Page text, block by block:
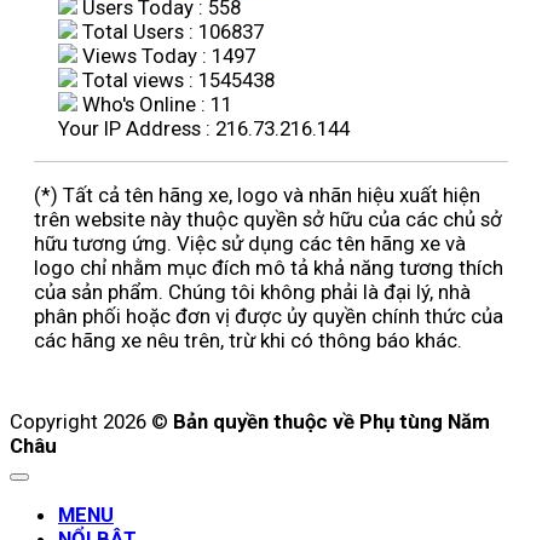
Users Today : 558
Total Users : 106837
Views Today : 1497
Total views : 1545438
Who's Online : 11
Your IP Address : 216.73.216.144
(*) Tất cả tên hãng xe, logo và nhãn hiệu xuất hiện
trên website này thuộc quyền sở hữu của các chủ sở
hữu tương ứng. Việc sử dụng các tên hãng xe và
logo chỉ nhằm mục đích mô tả khả năng tương thích
của sản phẩm. Chúng tôi không phải là đại lý, nhà
phân phối hoặc đơn vị được ủy quyền chính thức của
các hãng xe nêu trên, trừ khi có thông báo khác.
Copyright 2026 © Bản quyền thuộc về Phụ tùng Năm
Châu
MENU